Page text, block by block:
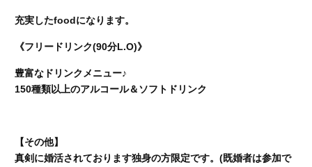
充実したfoodになります。
《フリードリンク(90分L.O)》
豊富なドリンクメニュー♪
150種類以上のアルコール＆ソフトドリンク
【その他】
真剣に婚活されております独身の方限定です。(既婚者は参加で